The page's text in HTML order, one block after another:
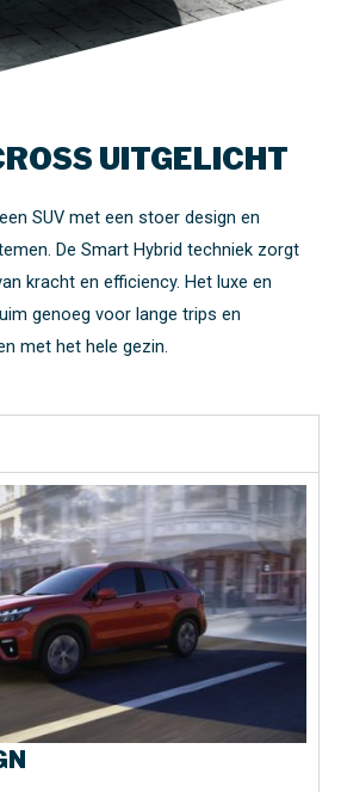
UITGELICHT
SUV met een stoer design en
De Smart Hybrid techniek zorgt
kracht en efficiency. Het luxe en
genoeg voor lange trips en
met het hele gezin.